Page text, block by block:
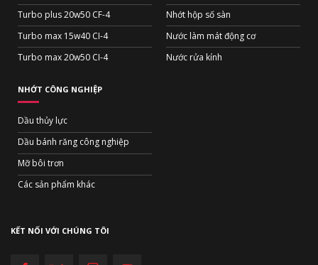
Turbo plus 20w50 CF-4
Turbo max 15w40 CI-4
Turbo max 20w50 CI-4
Nhớt hộp số sàn
Nước làm mát động cơ
Nước rửa kính
NHỚT CÔNG NGHIỆP
Dầu thủy lực
Dầu bánh răng công nghiệp
Mỡ bôi trơn
Các sản phẩm khác
KẾT NỐI VỚI CHÚNG TÔI